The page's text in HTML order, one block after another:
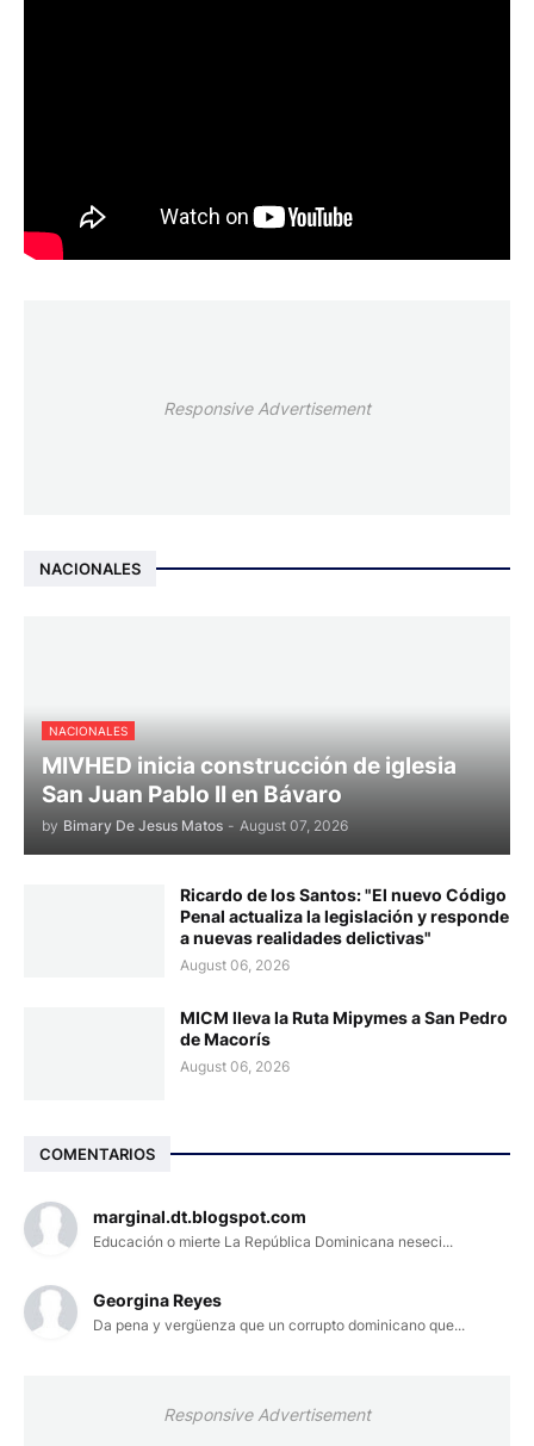
Responsive Advertisement
NACIONALES
NACIONALES
MIVHED inicia construcción de iglesia
San Juan Pablo II en Bávaro
by Bimary De Jesus Matos - August 07, 2026
Ricardo de los Santos: "El nuevo Código
Penal actualiza la legislación y responde
a nuevas realidades delictivas"
August 06, 2026
MICM lleva la Ruta Mipymes a San Pedro
de Macorís
August 06, 2026
COMENTARIOS
marginal.dt.blogspot.com
Educación o mierte La República Dominicana neseci...
Georgina Reyes
Da pena y vergüenza que un corrupto dominicano que...
Responsive Advertisement